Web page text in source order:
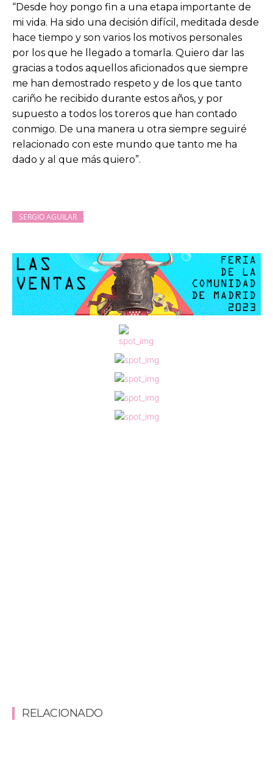
“Desde hoy pongo fin a una etapa importante de
mi vida. Ha sido una decisión difícil, meditada desde
hace tiempo y son varios los motivos personales
por los que he llegado a tomarla. Quiero dar las
gracias a todos aquellos aficionados que siempre
me han demostrado respeto y de los que tanto
cariño he recibido durante estos años, y por
supuesto a todos los toreros que han contado
conmigo. De una manera u otra siempre seguiré
relacionado con este mundo que tanto me ha
dado y al que más quiero”.
SERGIO AGUILAR
RELACIONADO